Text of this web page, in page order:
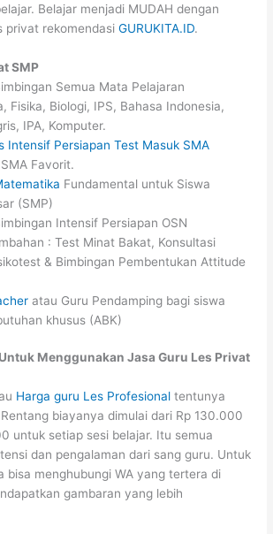
Belajar menjadi MUDAH dengan
privat rekomendasiGURUKITA.ID.
SMP
Semua Mata Pelajaran
Fisika, Biologi, IPS, Bahasa Indonesia,
IPA, Komputer.
Intensif Persiapan Test Masuk SMA
Favorit.
Fundamental untuk Siswa
(SMP)
Intensif Persiapan OSN
: Test Minat Bakat, Konsultasi
& Bimbingan Pembentukan Attitude
atau Guru Pendamping bagi siswa
khusus (ABK)
Menggunakan Jasa Guru Les Privat
Harga guru Les Profesional tentunya
biayanya dimulai dari Rp 130.000
untuk setiap sesi belajar. Itu semua
dan pengalaman dari sang guru. Untuk
bisa menghubungi WA yang tertera di
gambaran yang lebih